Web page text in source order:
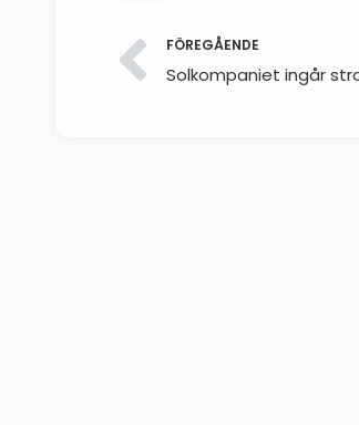
FÖREGÅENDE